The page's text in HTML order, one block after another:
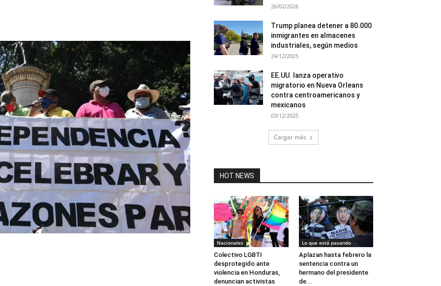
26/02/2026
Trump planea detener a 80.000
inmigrantes en almacenes
industriales, según medios
24/12/2025
EE.UU. lanza operativo
migratorio en Nueva Orleans
contra centroamericanos y
mexicanos
03/12/2025
Cargar más
HOT NEWS
Nacionales
Colectivo LGBTI
desprotegido ante
violencia en Honduras,
denuncian activistas
Lo que está pasando
Aplazan hasta febrero la
sentencia contra un
hermano del presidente
de...